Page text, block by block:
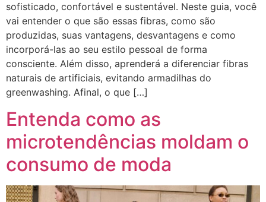
sofisticado, confortável e sustentável. Neste guia, você
vai entender o que são essas fibras, como são
produzidas, suas vantagens, desvantagens e como
incorporá-las ao seu estilo pessoal de forma
consciente. Além disso, aprenderá a diferenciar fibras
naturais de artificiais, evitando armadilhas do
greenwashing. Afinal, o que […]
Entenda como as
microtendências moldam o
consumo de moda